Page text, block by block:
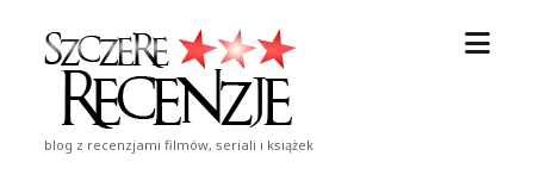
Szczere
Recenzje
blog z recenzjami filmów, seriali i książek